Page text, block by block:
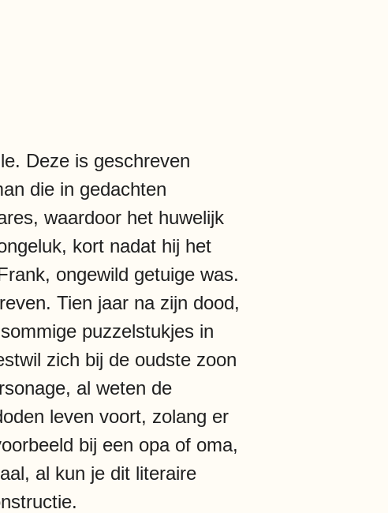
Deze is geschreven
die in gedachten
waardoor het huwelijk
kort nadat hij het
ongewild getuige was.
Tien jaar na zijn dood,
puzzelstukjes in
zich bij de oudste zoon
al weten de
leven voort, zolang er
bij een opa of oma,
al kun je dit literaire